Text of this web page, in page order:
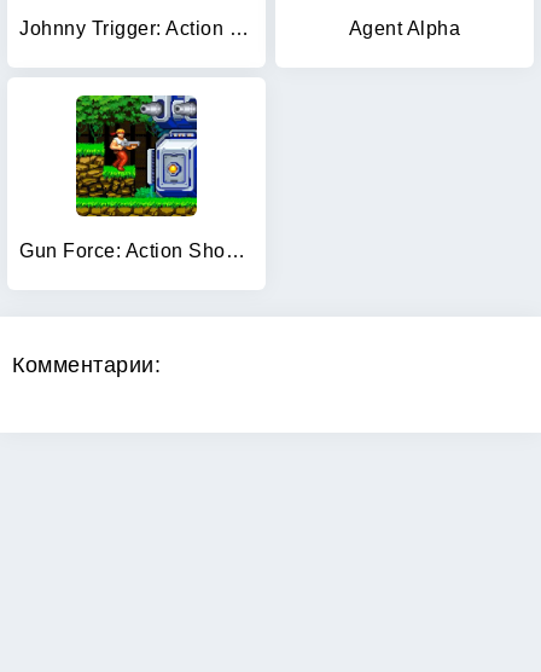
Johnny Trigger: Action Shooter Agent Alpha
Gun Force: Action Shooting
Комментарии: